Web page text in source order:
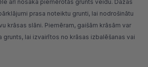
arī nosaka piemērotās grunts veidu. Dažas
prasa noteiktu grunti, lai nodrošinātu
krāsas slāni. Piemēram, gaišām krāsām var
grunts, lai izvairītos no krāsas izbalēšanas vai